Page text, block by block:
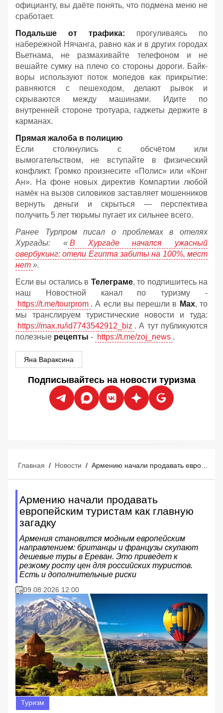
официанту, вы даёте понять, что подмена меню не
сработает.
Подальше от трафика: прогуливаясь по
набережной Нячанга, равно как и в других городах
Вьетнама, не размахивайте телефоном и не
вешайте сумку на плечо со стороны дороги. Байк-
воры используют поток мопедов как прикрытие:
равняются с пешеходом, делают рывок и
скрываются между машинами. Идите по
внутренней стороне тротуара, гаджеты держите в
карманах.
Прямая жалоба в полицию
Если столкнулись с обсчётом или
вымогательством, не вступайте в физический
конфликт. Громко произнесите «Полис» или «Конг
Ан». На фоне новых директив Компартии любой
намёк на вызов силовиков заставляет мошенников
вернуть деньги и скрыться — перспектива
получить 5 лет тюрьмы пугает их сильнее всего.
Ранее Турпром писал о проблемах в отелях
Хургады: « В Хургаде начался ужасный
овербукинг: отели Египта забиты на 100%, мест
нет ».
Если вы остались в Телеграме, то подпишитесь на
наш Новостной канал по туризму -
https://t.me/tourprom . А если вы перешли в Мах, то
мы транслируем туристические новости и туда:
https://max.ru/id7743542912_biz . А тут публикуются
полезные рецепты - https://t.me/zoj_news .
Яна Вараксина
Подписывайтесь на новости туризма
Главная / Новости /
Армению начали продавать
европейским туристам как главную
загадку
Армения становится модным европейским
направлением: британцы и французы скупают
дешевые туры в Ереван. Это приведет к
резкому росту цен для российских туристов.
Есть и дополнительные риски
09.08.2026 12:00
Туризм